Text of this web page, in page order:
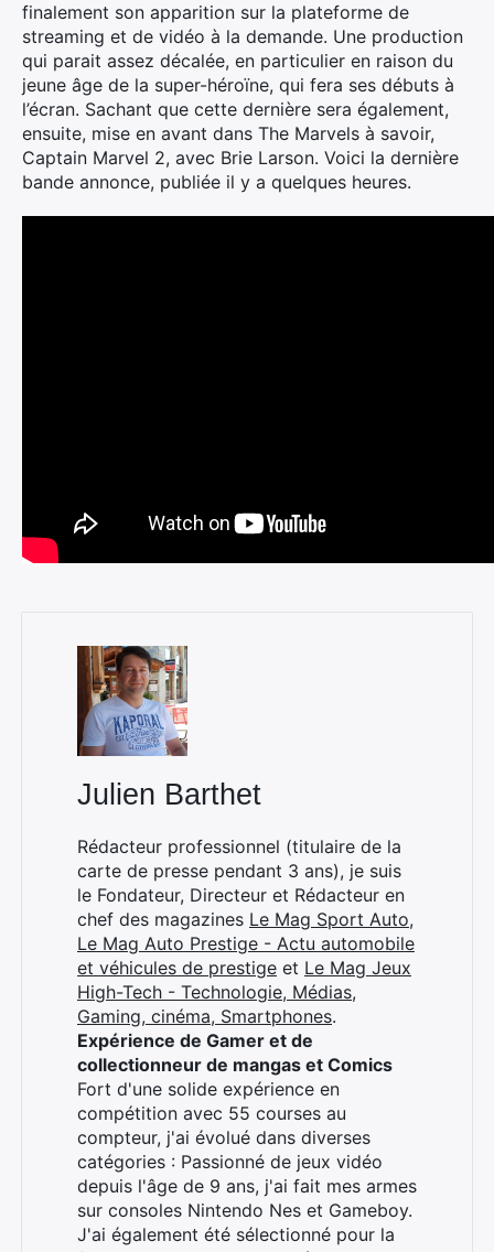
finalement son apparition sur la plateforme de
streaming et de vidéo à la demande. Une production
qui parait assez décalée, en particulier en raison du
jeune âge de la super-héroïne, qui fera ses débuts à
l’écran. Sachant que cette dernière sera également,
ensuite, mise en avant dans The Marvels à savoir,
Captain Marvel 2, avec Brie Larson. Voici la dernière
bande annonce, publiée il y a quelques heures.
Julien Barthet
Rédacteur professionnel (titulaire de la
carte de presse pendant 3 ans), je suis
le Fondateur, Directeur et Rédacteur en
chef des magazines Le Mag Sport Auto,
Le Mag Auto Prestige - Actu automobile
et véhicules de prestige et Le Mag Jeux
High-Tech - Technologie, Médias,
Gaming, cinéma, Smartphones.
Expérience de Gamer et de
collectionneur de mangas et Comics
Fort d'une solide expérience en
compétition avec 55 courses au
compteur, j'ai évolué dans diverses
catégories : Passionné de jeux vidéo
depuis l'âge de 9 ans, j'ai fait mes armes
sur consoles Nintendo Nes et Gameboy.
J'ai également été sélectionné pour la